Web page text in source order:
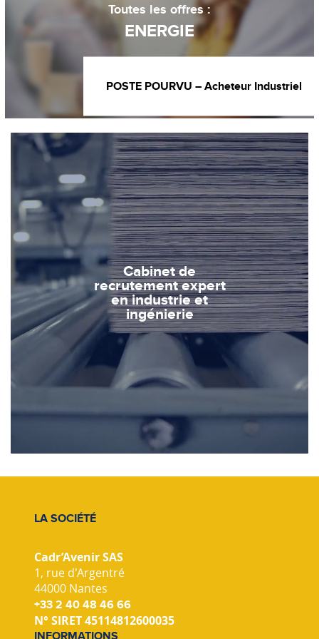
Toutes les offres :
ENERGIE
POSTE POURVU – Acheteur Industriel
Cabinet de
recrutement expert
en industrie et
ingénierie
LA SOCIÉTÉ
Cadr’Avenir SAS
1, rue d'Argentré
44000 Nantes
+33 2 40 48 46 66
N° SIRET 45114812600035